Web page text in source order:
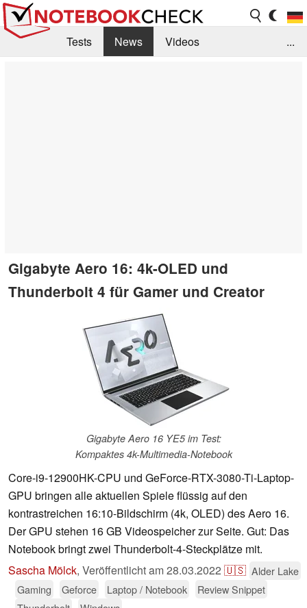
Tests News
Videos
...
Gigabyte Aero 16: 4k-OLED und
Thunderbolt 4 für Gamer und Creator
Gigabyte Aero 16 YE5 im Test:
Kompaktes 4k-Multimedia-Notebook
Core-i9-12900HK-CPU und GeForce-RTX-3080-Ti-Laptop-
GPU bringen alle aktuellen Spiele flüssig auf den
kontrastreichen 16:10-Bildschirm (4k, OLED) des Aero 16.
Der GPU stehen 16 GB Videospeicher zur Seite. Gut: Das
Notebook bringt zwei Thunderbolt-4-Steckplätze mit.
Sascha Mölck, Veröffentlicht am28.03.2022 🇺🇸 Alder Lake
Gaming
Geforce Laptop / Notebook
Review Snippet